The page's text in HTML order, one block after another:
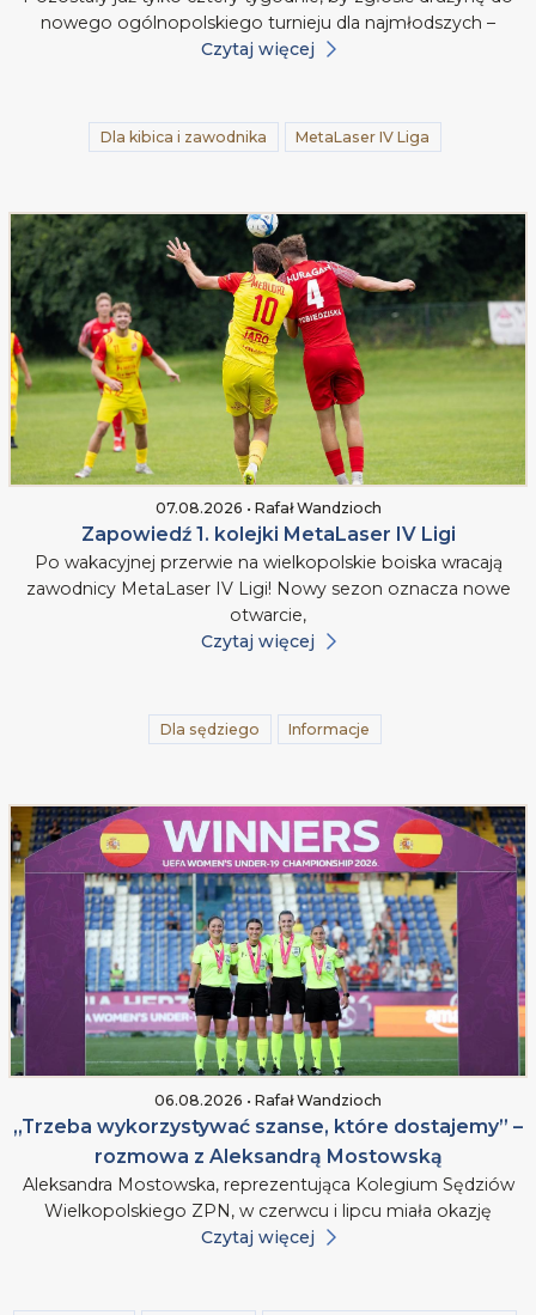
nowego ogólnopolskiego turnieju dla najmłodszych –
Czytaj więcej
Dla kibica i zawodnika MetaLaser IV Liga
07.08.2026 • Rafał Wandzioch
Zapowiedź 1. kolejki MetaLaser IV Ligi
Po wakacyjnej przerwie na wielkopolskie boiska wracają
zawodnicy MetaLaser IV Ligi! Nowy sezon oznacza nowe
otwarcie,
Czytaj więcej
Dla sędziego Informacje
06.08.2026 • Rafał Wandzioch
„Trzeba wykorzystywać szanse, które dostajemy” –
rozmowa z Aleksandrą Mostowską
Aleksandra Mostowska, reprezentująca Kolegium Sędziów
Wielkopolskiego ZPN, w czerwcu i lipcu miała okazję
Czytaj więcej